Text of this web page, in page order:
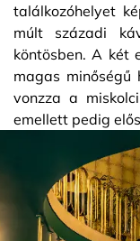
találkozóhelyet
múlt századi
köntösben. A két
magas
vonzza a
emellett pedig